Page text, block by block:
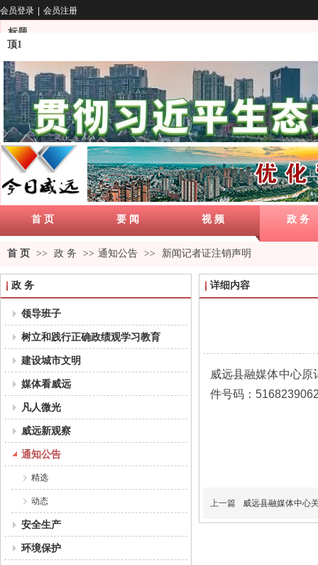
标题
顶1
会员登录 会员注册
首 页 要 闻 视 频 政 务
首 页 >> 政 务 >> 通知公告 >> 新闻记者证注销声明
政 务
领导班子
树立和践行正确政绩观学习教育
建设城市文明
媒体看威远
凡人微光
威远新观察
通知公告
精选
动态
安全生产
环境保护
详细内容
威远县融媒体中心
件号码：
上一篇 威远县融媒体中心关